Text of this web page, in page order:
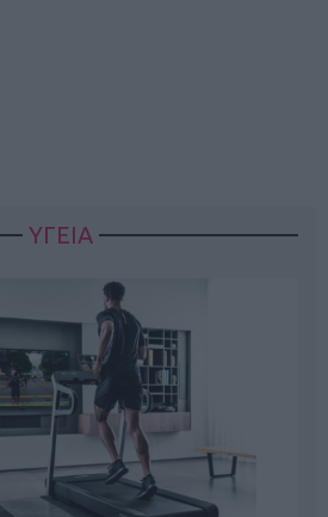
ΥΓΕΙΑ